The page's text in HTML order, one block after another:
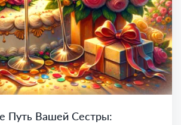
Путь Вашей Сестры: